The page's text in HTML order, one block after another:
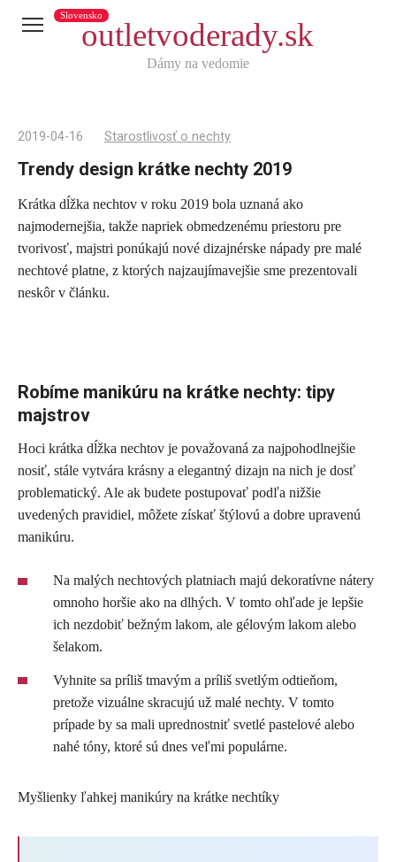
outletvoderady.sk
Slovensko
Dámy na vedomie
2019-04-16 Starostlivosť o nechty
Trendy design krátke nechty 2019
Krátka dĺžka nechtov v roku 2019 bola uznaná ako
najmodernejšia, takže napriek obmedzenému priestoru pre
tvorivosť, majstri ponúkajú nové dizajnérske nápady pre malé
nechtové platne, z ktorých najzaujímavejšie sme prezentovali
neskôr v článku.
Robíme manikúru na krátke nechty: tipy
majstrov
Hoci krátka dĺžka nechtov je považovaná za najpohodlnejšie
nosiť, stále vytvára krásny a elegantný dizajn na nich je dosť
problematický. Ale ak budete postupovať podľa nižšie
uvedených pravidiel, môžete získať štýlovú a dobre upravenú
manikúru.
Na malých nechtových platniach majú dekoratívne nátery
omnoho horšie ako na dlhých. V tomto ohľade je lepšie
ich nezdobiť bežným lakom, ale gélovým lakom alebo
šelakom.
Vyhnite sa príliš tmavým a príliš svetlým odtieňom,
pretože vizuálne skracujú už malé nechty. V tomto
prípade by sa mali uprednostniť svetlé pastelové alebo
nahé tóny, ktoré sú dnes veľmi populárne.
Myšlienky ľahkej manikúry na krátke nechtíky
Telegram
reddit
Tumblr